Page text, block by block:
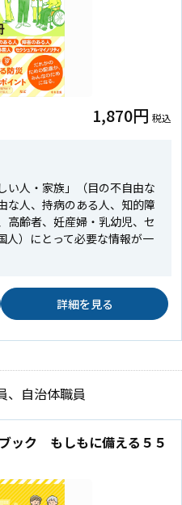
1,870円 税込
い人・家族」（目の不自由な
な人、持病のある人、知的障
高齢者、妊産婦・乳幼児、セ
人）にとって必要な情報が一
詳細を見る
、自治体職員
ック もしもに備える５５